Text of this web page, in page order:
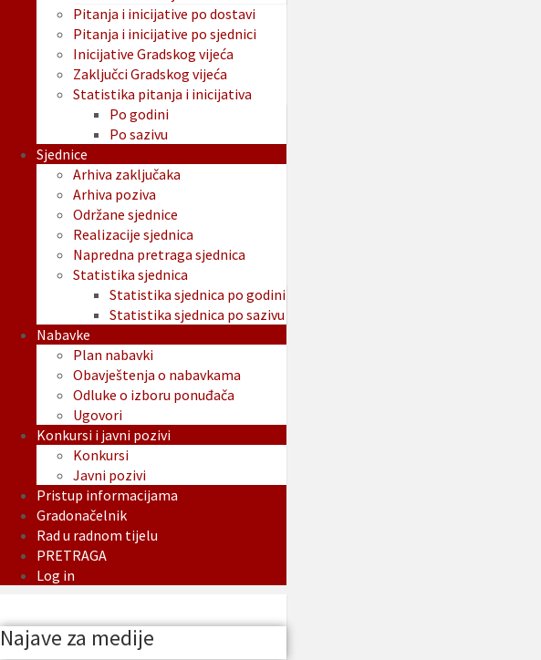
Pitanja i inicijative po dostavi
Pitanja i inicijative po sjednici
Inicijative Gradskog vijeća
Zaključci Gradskog vijeća
Statistika pitanja i inicijativa
Po godini
Po sazivu
Sjednice
Arhiva zaključaka
Arhiva poziva
Održane sjednice
Realizacije sjednica
Napredna pretraga sjednica
Statistika sjednica
Statistika sjednica po godini
Statistika sjednica po sazivu
Nabavke
Plan nabavki
Obavještenja o nabavkama
Odluke o izboru ponuđača
Ugovori
Konkursi i javni pozivi
Konkursi
Javni pozivi
Pristup informacijama
Gradonačelnik
Rad u radnom tijelu
PRETRAGA
Log in
Najave za medije